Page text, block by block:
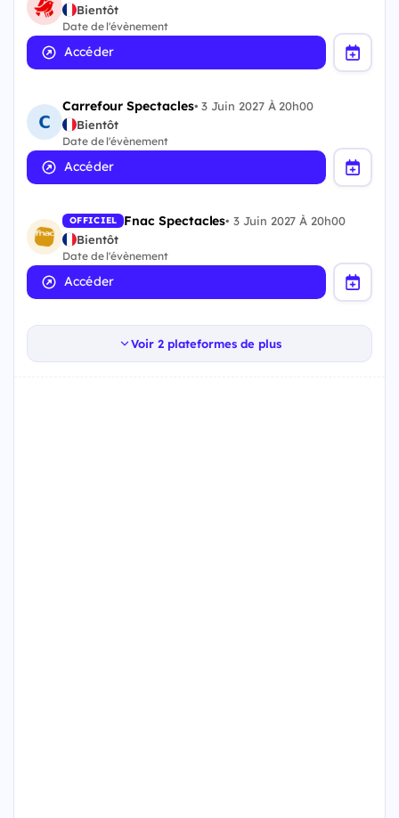
Bientôt
Date de l'évènement
Accéder
Carrefour Spectacles•3 Juin 2027 À 20h00
Bientôt
Date de l'évènement
Accéder
OFFICIEL Fnac Spectacles•3 Juin 2027 À 20h00
Bientôt
Date de l'évènement
Accéder
Voir 2 plateformes de plus